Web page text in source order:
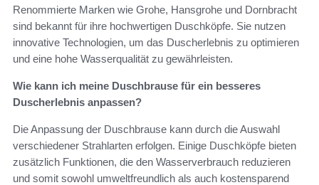
Renommierte Marken wie Grohe, Hansgrohe und Dornbracht
sind bekannt für ihre hochwertigen Duschköpfe. Sie nutzen
innovative Technologien, um das Duscherlebnis zu optimieren
und eine hohe Wasserqualität zu gewährleisten.
Wie kann ich meine Duschbrause für ein besseres
Duscherlebnis anpassen?
Die Anpassung der Duschbrause kann durch die Auswahl
verschiedener Strahlarten erfolgen. Einige Duschköpfe bieten
zusätzlich Funktionen, die den Wasserverbrauch reduzieren
und somit sowohl umweltfreundlich als auch kostensparend